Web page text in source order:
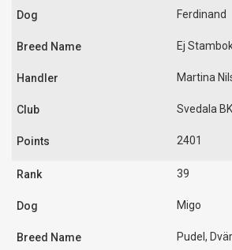
Ferdinand
Ej
Martina
Svedala BK
2401
39
Migo
Pudel,